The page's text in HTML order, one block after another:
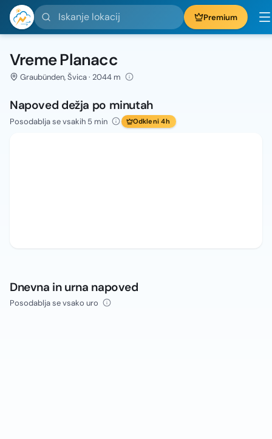
Iskanje lokacij Premium
Vreme Planacc
Graubünden, Švica · 2044 m
Napoved dežja po minutah
Posodablja se vsakih 5 min Odkleni 4h
Dnevna in urna napoved
Posodablja se vsako uro